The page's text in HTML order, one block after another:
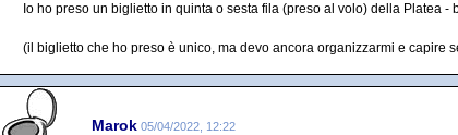
Io ho preso un biglietto in quinta o sesta fila (preso al volo) della Platea -
(il biglietto che ho preso è unico, ma devo ancora organizzarmi e capire
Marok 05/04/2022, 12:22